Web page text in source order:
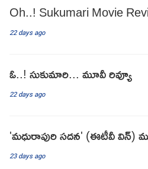
Oh..! Sukumari Movie
22 days ago
ఓ..! సుకుమారి... మూవీ రివ్యూ
22 days ago
'మధురాపురి సదన' (ఈటీవీ విన్)
23 days ago